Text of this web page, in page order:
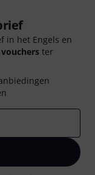
in het Engels en
vouchers ter